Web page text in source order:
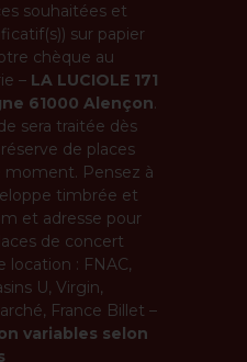
souhaitées et
sur papier
chèque au
– LA LUCIOLE 171
61000 Alençon.
sera traitée dès
de places
moment. Pensez à
timbrée et
et adresse pour
de concert
location : FNAC,
U, Virgin,
France Billet –
variables selon